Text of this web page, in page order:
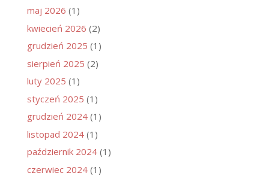
maj 2026 (1)
kwiecień 2026 (2)
grudzień 2025 (1)
sierpień 2025 (2)
luty 2025 (1)
styczeń 2025 (1)
grudzień 2024(1)
listopad 2024(1)
październik 2024(1)
czerwiec 2024(1)